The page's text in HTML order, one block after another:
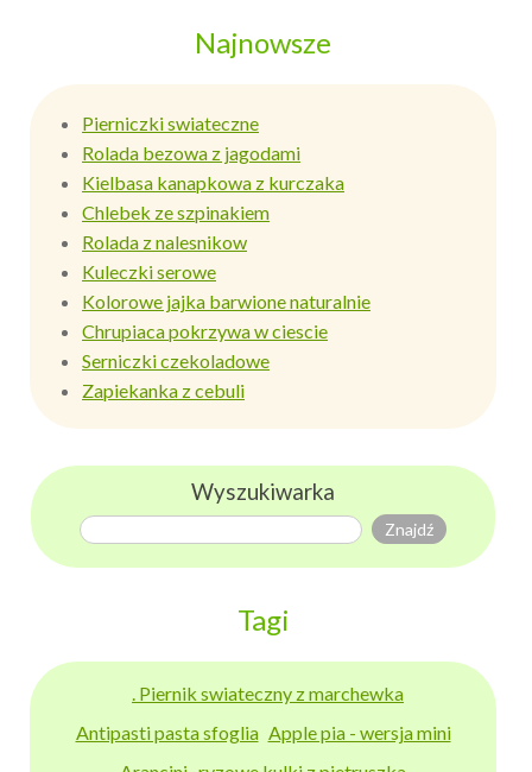
Najnowsze
Pierniczki swiateczne
Rolada bezowa z jagodami
Kielbasa kanapkowa z kurczaka
Chlebek ze szpinakiem
Rolada z nalesnikow
Kuleczki serowe
Kolorowe jajka barwione naturalnie
Chrupiaca pokrzywa w ciescie
Serniczki czekoladowe
Zapiekanka z cebuli
Wyszukiwarka
Tagi
. Piernik swiateczny z marchewka
Antipasti pasta sfoglia Apple pia - wersja mini